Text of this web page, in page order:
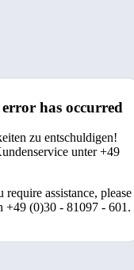
has occurred
zu entschuldigen!
unter +49
assistance, please
+49 (0)30 - 81097 - 601.